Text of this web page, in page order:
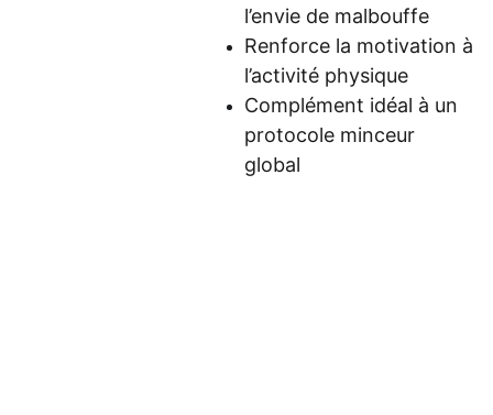
l’envie de malbouffe
Renforce la motivation à
l’activité physique
Complément idéal à un
protocole minceur
global